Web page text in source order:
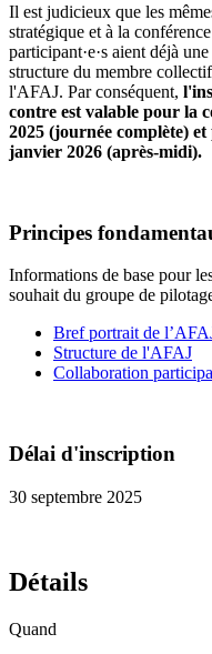
Il est judicieux que les
stratégique et à la
participant·e·s aient déjà
structure du membre
l'AFAJ. Par conséquent,
contre est valable pour la
2025 (journée complète)
janvier 2026 (après-midi).
Principes
Informations de base pour
souhait du groupe de
Bref portrait de
Structure de l'AFAJ
Collaboration
Délai d'inscription
30 septembre 2025
Détails
Quand